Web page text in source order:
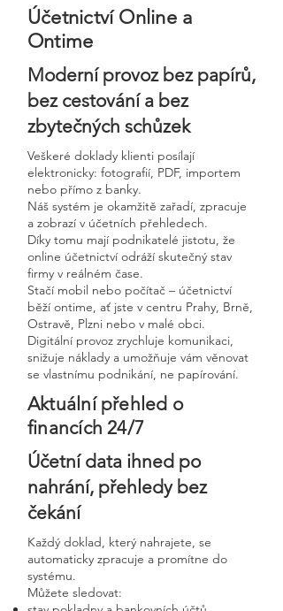
Účetnictví Online a
Ontime
Moderní provoz bez papírů,
bez cestování a bez
zbytečných schůzek
Veškeré doklady klienti posílají
elektronicky: fotografií, PDF, importem
nebo přímo z banky.
Náš systém je okamžitě zařadí, zpracuje
a zobrazí v účetních přehledech.
Díky tomu mají podnikatelé jistotu, že
online účetnictví odráží skutečný stav
firmy v reálném čase.
Stačí mobil nebo počítač – účetnictví
běží ontime, ať jste v centru Prahy, Brně,
Ostravě, Plzni nebo v malé obci.
Digitální provoz zrychluje komunikaci,
snižuje náklady a umožňuje vám věnovat
se vlastnímu podnikání, ne papírování.
Aktuální přehled o
financích 24/7
Účetní data ihned po
nahrání, přehledy bez
čekání
Každý doklad, který nahrajete, se
automaticky zpracuje a promítne do
systému.
Můžete sledovat: